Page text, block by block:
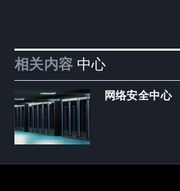
相关内容 中心
网络安全中心